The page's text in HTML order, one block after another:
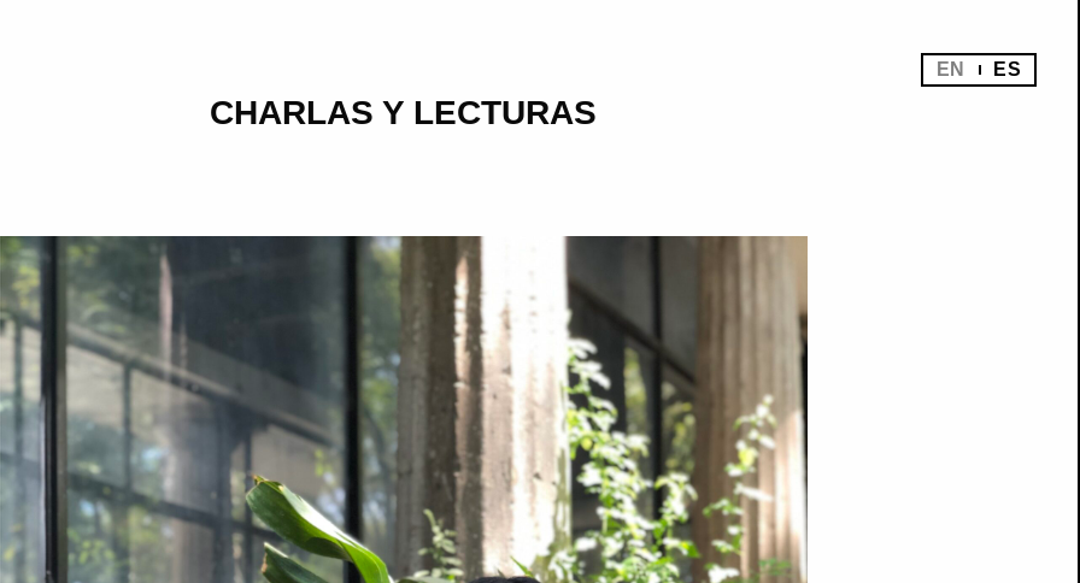
EN ES
CHARLAS Y LECTURAS